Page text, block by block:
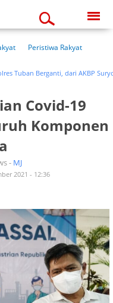
04:40:35 pm
Peristiwa Rakyat
Berganti, dari AKBP Suryono
Covid-19
Komponen
- MJ
2021 - 12:36